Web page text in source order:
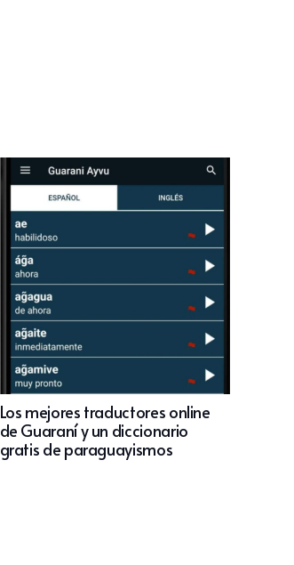
Los mejores traductores online
de Guaraní y un diccionario
gratis de paraguayismos